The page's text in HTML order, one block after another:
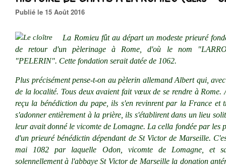
Publié le 15 Août 2016
La Romieu fût au départ un modeste prieuré
de retour d'un pèlerinage à Rome, d'où le nom
"PELERIN". Cette fondation serait datée de 1062.
Plus précisément pense-t-on au pèlerin allemand Albert qui,
de la localité. Tous deux avaient fait vœux de se rendre à
reçu la bénédiction du pape, ils s'en revinrent par la France et
s'adonner entièrement à la prière, ils s'établirent dans un lieu
leur avait donné le vicomte de Lomagne. La cella fondée par les
d'un prieuré bénédictin dépendant de St Victor de Marseille.
mai 1082 par laquelle Odon, vicomte de Lomagne, et
solennellement à l'abbaye St Victor de Marseille la donation